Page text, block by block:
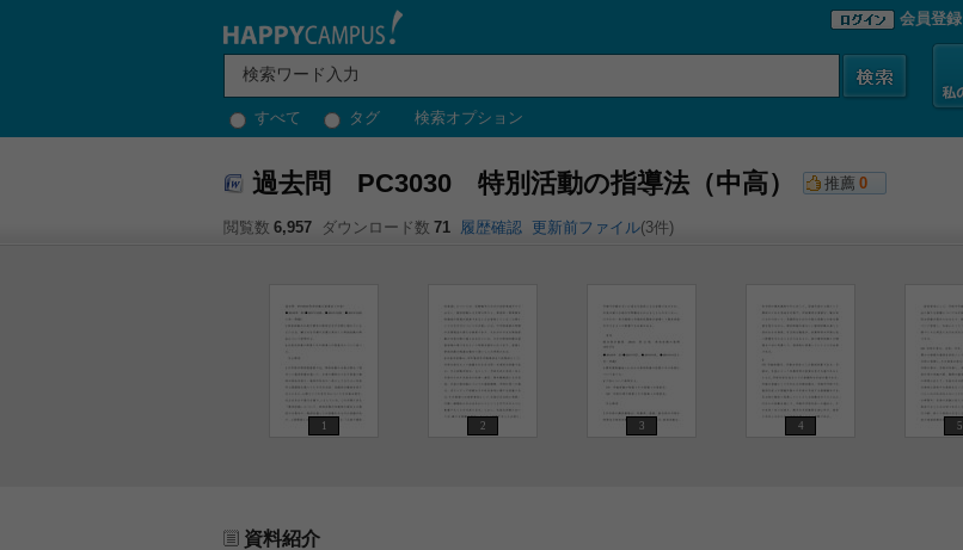
すべて タグ 検索オプション
会員登録
過去問 PC3030 特別活動の指導法（中高） 推薦 0
閲覧数 6,957 ダウンロード数 71 履歴確認 更新前ファイル(3件)
1 2 3 4 5
資料紹介